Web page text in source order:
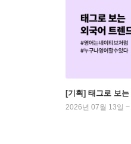
[기획] 태그로 보
2026년 07월 13일